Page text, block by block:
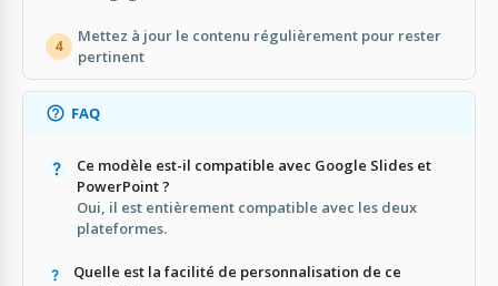
4
Mettez à jour le contenu régulièrement pour rester
pertinent
FAQ
Ce modèle est-il compatible avec Google Slides et
PowerPoint ?
Oui, il est entièrement compatible avec les deux
plateformes.
Quelle est la facilité de personnalisation de ce